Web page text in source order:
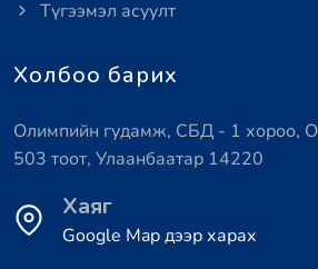
Түгээмэл асуулт
Холбоо барих
Олимпийн гудамж, СБД - 1 хороо,
503 тоот, Улаанбаатар 14220
Хаяг
Google Map дээр харах